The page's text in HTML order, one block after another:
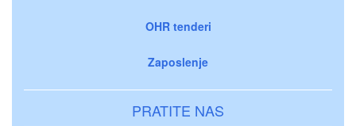
OHR tenderi
Zaposlenje
PRATITE NAS